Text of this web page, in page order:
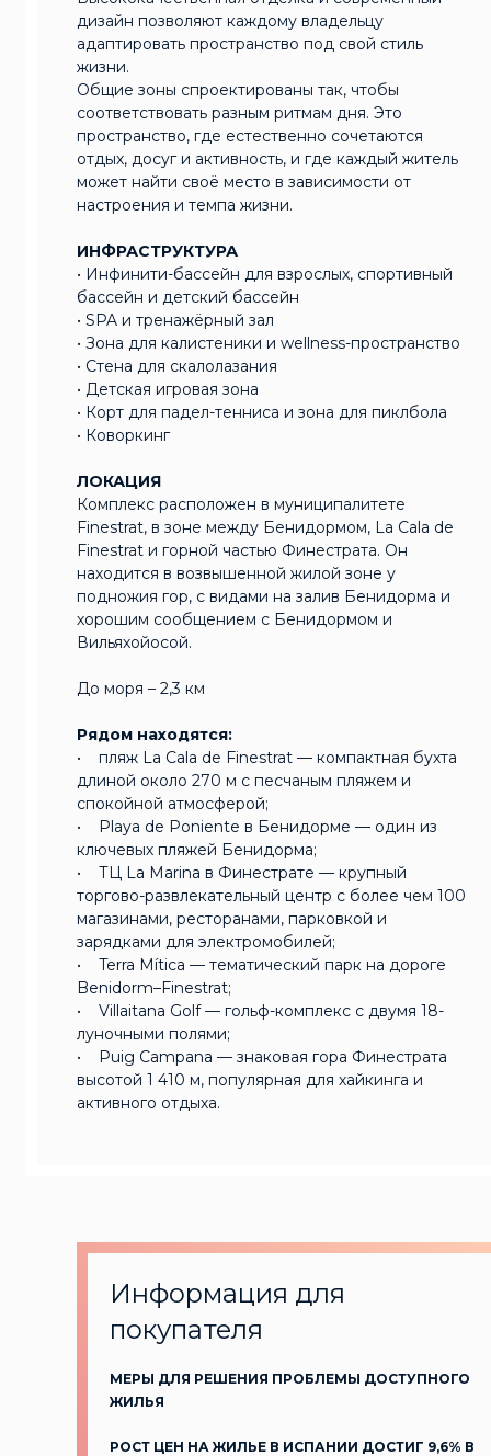
дизайн позволяют каждому владельцу
адаптировать пространство под свой стиль
жизни.
Общие зоны спроектированы так, чтобы
соответствовать разным ритмам дня. Это
пространство, где естественно сочетаются
отдых, досуг и активность, и где каждый житель
может найти своё место в зависимости от
настроения и темпа жизни.
ИНФРАСТРУКТУРА
• Инфинити-бассейн для взрослых, спортивный
бассейн и детский бассейн
• SPA и тренажёрный зал
• Зона для калистеники и wellness-пространство
• Стена для скалолазания
• Детская игровая зона
• Корт для падел-тенниса и зона для пиклбола
• Коворкинг
ЛОКАЦИЯ
Комплекс расположен в муниципалитете
Finestrat, в зоне между Бенидормом, La Cala de
Finestrat и горной частью Финестрата. Он
находится в возвышенной жилой зоне у
подножия гор, с видами на залив Бенидорма и
хорошим сообщением с Бенидормом и
Вильяхойосой.
До моря – 2,3 км
Рядом находятся:
• пляж La Cala de Finestrat — компактная бухта
длиной около 270 м с песчаным пляжем и
спокойной атмосферой;
• Playa de Poniente в Бенидорме — один из
ключевых пляжей Бенидорма;
• ТЦ La Marina в Финестрате — крупный
торгово-развлекательный центр с более чем 100
магазинами, ресторанами, парковкой и
зарядками для электромобилей;
• Terra Mítica — тематический парк на дороге
Benidorm–Finestrat;
• Villaitana Golf — гольф-комплекс с двумя 18-
луночными полями;
• Puig Campana — знаковая гора Финестрата
высотой 1 410 м, популярная для хайкинга и
активного отдыха.
Информация для
покупателя
МЕРЫ ДЛЯ РЕШЕНИЯ ПРОБЛЕМЫ ДОСТУПНОГО
ЖИЛЬЯ
РОСТ ЦЕН НА ЖИЛЬЕ В ИСПАНИИ ДОСТИГ 9,6% В